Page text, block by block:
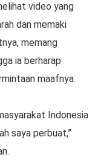
video yang
dan memaki
memang
ia berharap
maafnya.
Indonesia
saya perbuat,”